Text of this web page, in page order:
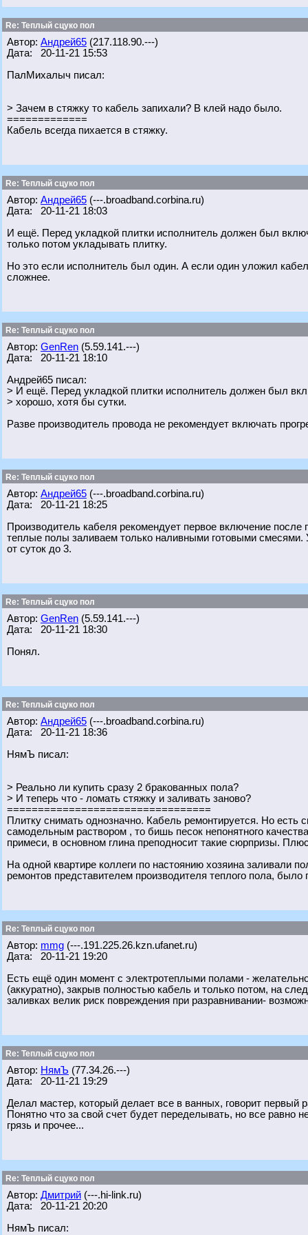
Re: Теплый сцуко пол
Автор: Андрей65 (217.118.90.---)
Дата: 20-11-21 15:53
ПалМихалыч писал:
> Зачем в стяжку то кабель запихали? В клей надо было.
=============
Кабель всегда пихается в стяжку.
Re: Теплый сцуко пол
Автор: Андрей65 (---.broadband.corbina.ru)
Дата: 20-11-21 18:03
И ещё. Перед укладкой плитки исполнитель должен был
только потом укладывать плитку.
Но это если исполнитель был один. А если один уложил
сложнее.
Re: Теплый сцуко пол
Автор: GenRen (5.59.141.---)
Дата: 20-11-21 18:10
Андрей65 писал:
> И ещё. Перед укладкой плитки исполнитель должен был
> хорошо, хотя бы сутки.
Разве производитель провода не рекомендует включать
Re: Теплый сцуко пол
Автор: Андрей65 (---.broadband.corbina.ru)
Дата: 20-11-21 18:25
Производитель кабеля рекомендует первое включение
теплые полы заливаем только наливными готовыми
от суток до 3.
Re: Теплый сцуко пол
Автор: GenRen (5.59.141.---)
Дата: 20-11-21 18:30
Понял.
Re: Теплый сцуко пол
Автор: Андрей65 (---.broadband.corbina.ru)
Дата: 20-11-21 18:36
НямЪ писал:
> Реально ли купить сразу 2 бракованных пола?
> И теперь что - ломать стяжку и заливать заново?
=================================
Плитку снимать однозначно. Кабель ремонтируется. Но
самодельным раствором , то бишь песок непонятного
примеси, в основном глина преподносит такие сюрпризы.
На одной квартире коллеги по настоянию хозяина заливали
ремонтов представителем производителя теплого пола,
Re: Теплый сцуко пол
Автор: mmg (---.191.225.26.kzn.ufanet.ru)
Дата: 20-11-21 19:20
Есть ещё один момент с электротеплыми полами -
(аккуратно), закрыв полностью кабель и только потом, на
заливках велик риск повреждения при разравнивании-
Re: Теплый сцуко пол
Автор: НямЪ (77.34.26.---)
Дата: 20-11-21 19:29
Делал мастер, который делает все в ванных, говорит первый
Понятно что за свой счет будет переделывать, но все равно
грязь и прочее...
Re: Теплый сцуко пол
Автор: Дмитрий (---.hi-link.ru)
Дата: 20-11-21 20:20
НямЪ писал: